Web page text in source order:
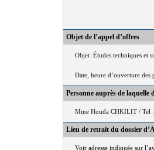
Objet de l’appel d’offres
Objet :Études techniques et
Date, heure d’ouverture
Personne auprès de
Mme Houda CHKILIT / Tel
Lieu de retrait du dossier
Voir adresse indiquée sur